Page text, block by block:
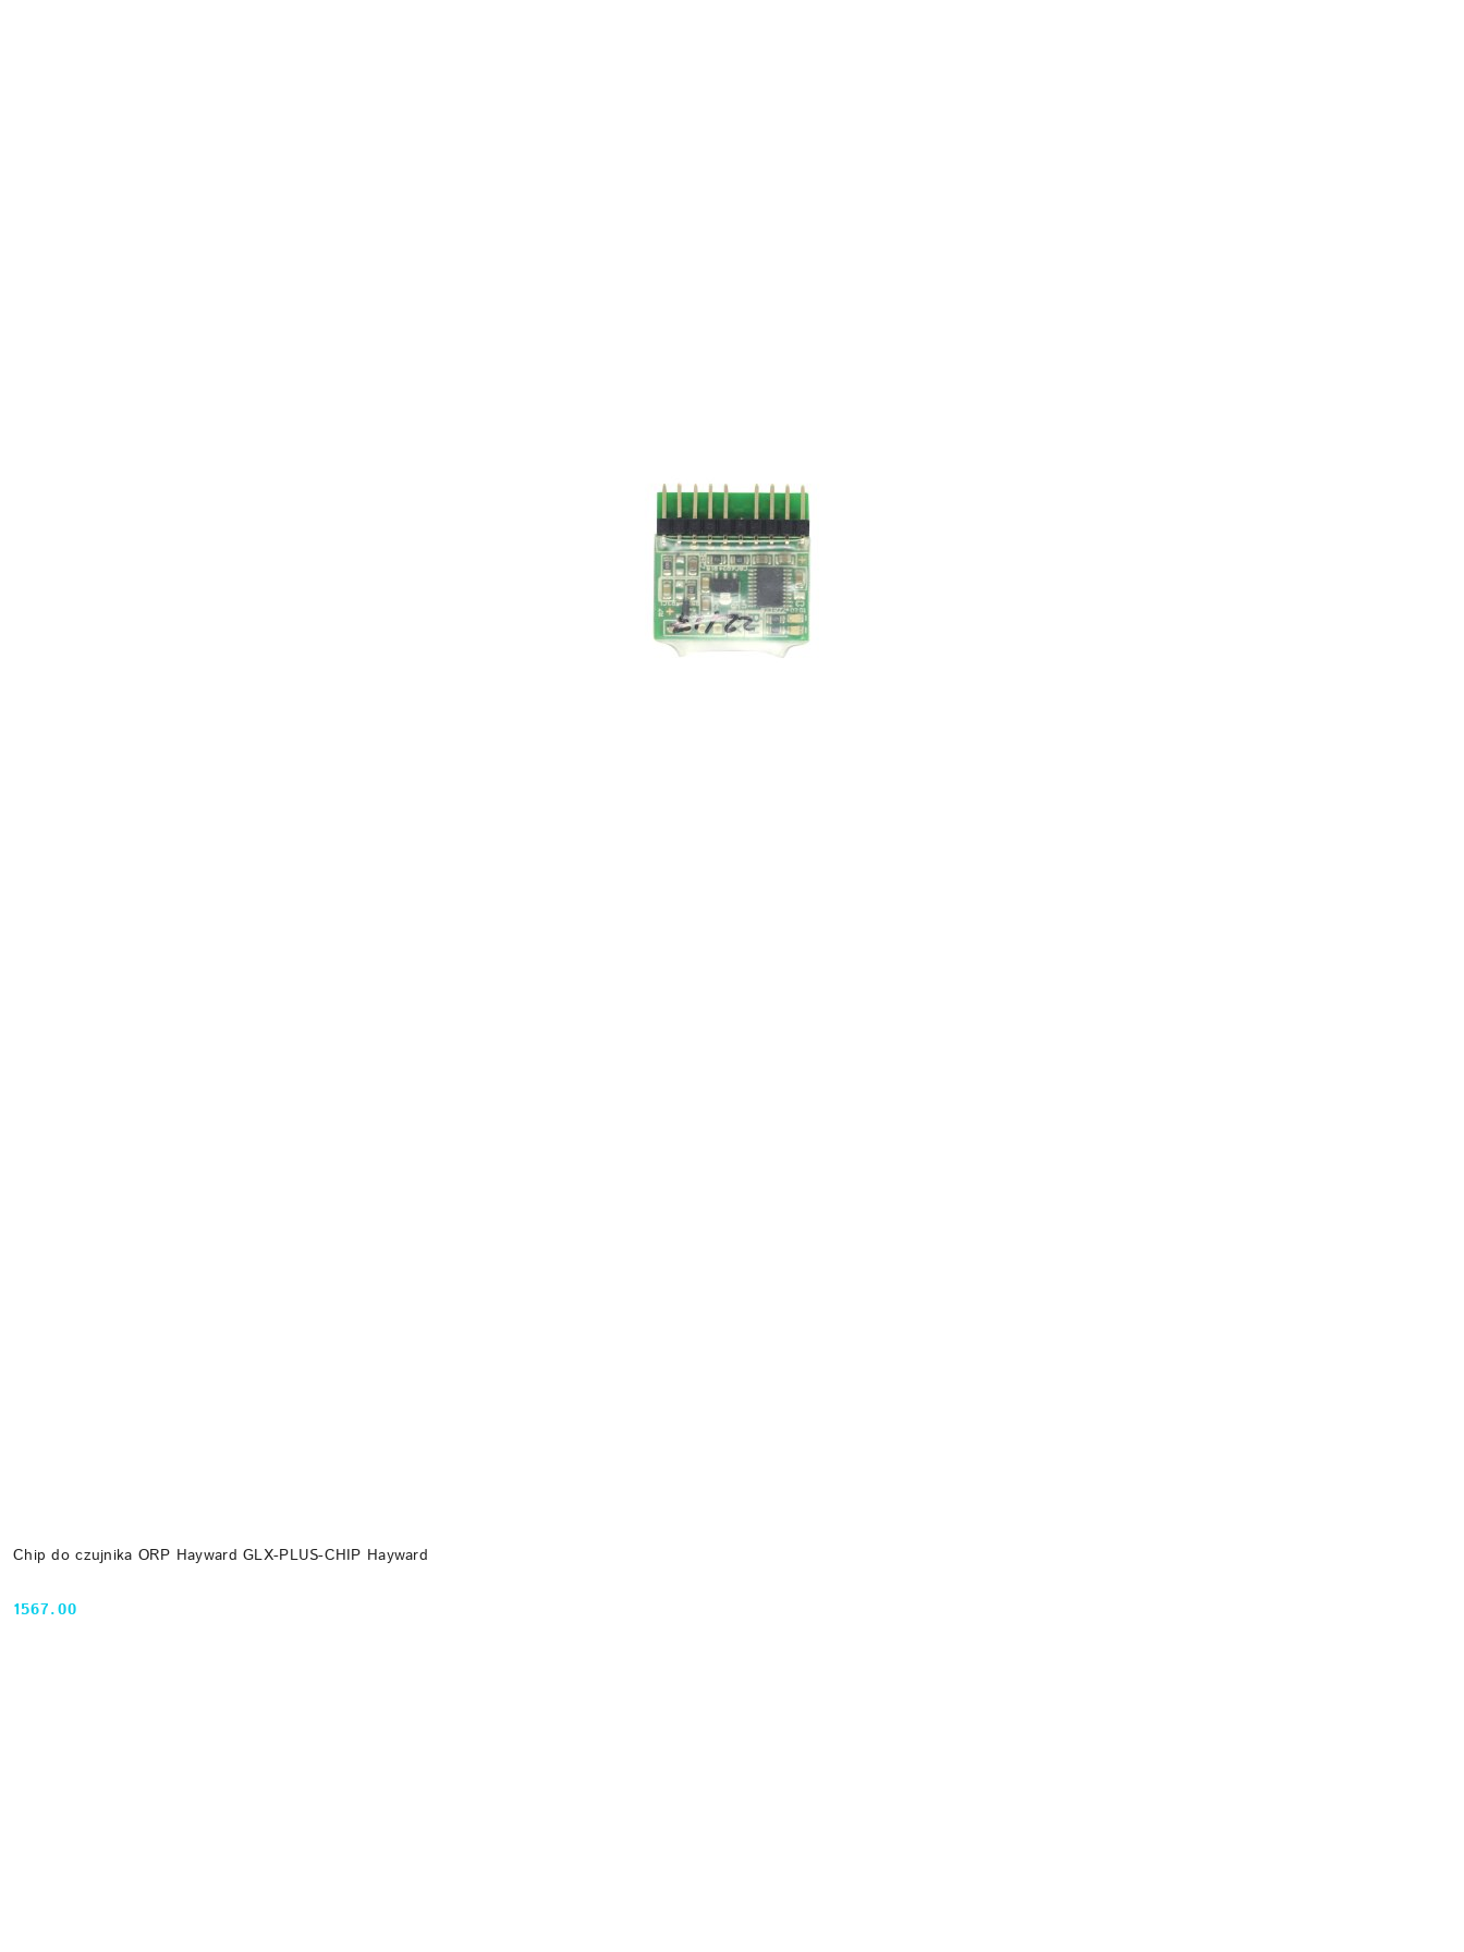
Chip do czujnika ORP Hayward GLX-PLUS-CHIP Hayward
Cena:
1567.00